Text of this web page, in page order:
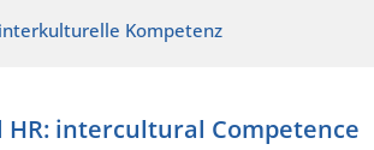
interkulturelle Kompetenz
intercultural Competence